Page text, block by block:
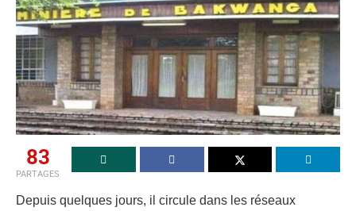
83
PARTAGES
Depuis quelques jours, il circule dans les réseaux